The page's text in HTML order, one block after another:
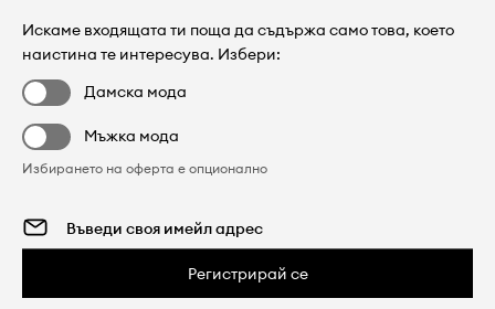
Искаме входящата ти поща да съдържа само това, което
наистина те интересува. Избери:
Дамска мода
Мъжка мода
Избирането на оферта е опционално
Регистрирай се